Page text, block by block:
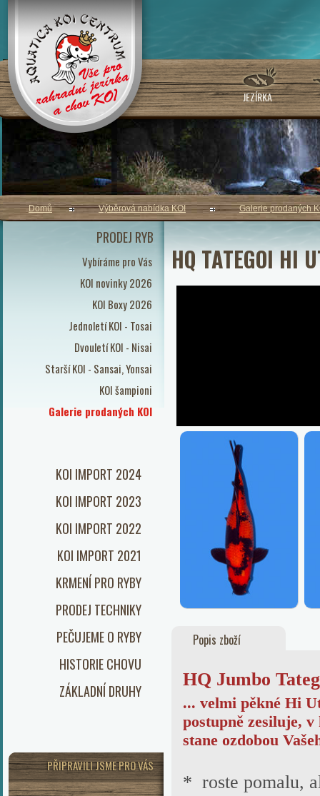
JEZÍRKA
PRODEJ RYB
Vybíráme pro Vás
KOI novinky 2026
KOI Boxy 2026
Jednoletí KOI - Tosai
Dvouletí KOI - Nisai
Starší KOI - Sansai, Yonsai
KOI šampioni
Galerie prodaných KOI
KOI IMPORT 2024
KOI IMPORT 2023
KOI IMPORT 2022
KOI IMPORT 2021
KRMENÍ PRO RYBY
PRODEJ TECHNIKY
PEČUJEME O RYBY
HISTORIE CHOVU
ZÁKLADNÍ DRUHY
PŘIPRAVILI JSME PRO VÁS
Domů Výběrová nabídka KOI Galerie prodaných
HQ TATEGOI HI
Popis zboží
HQ Jumbo
... velmi pěkné Hi
postupně zesiluje,
stane ozdobou
* roste pomalu,